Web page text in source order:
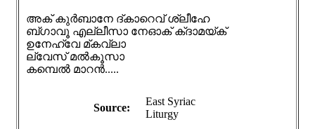
അക് കുർബാനേ ദ്കാറെവ് ശ്ലീഹേ
ബ്‌ഗാവൂ എല്ലീസാ നേഓക് ക്‌ദാമയ്ക്
ഉനേഹ്‌വേ മ്‌കവ്‌ലാ
ല്‌വേസ് മൽകൂസാ
കമ്പെൽ മാറൻ.....
Source:
East Syriac
Liturgy